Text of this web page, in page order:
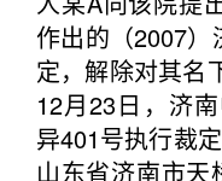
作出的（2007
定，解除对其名
12月23日，济
异401号执行裁
山东省济南市